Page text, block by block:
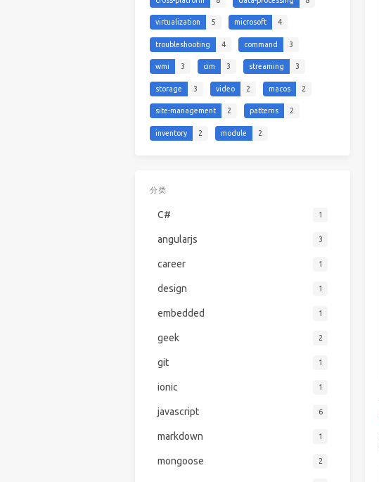
virtualization 5 microsoft 4
troubleshooting 4 command 3
wmi 3 cim 3 streaming 3
storage 3 video 2 macos 2
site-management 2 patterns 2
inventory 2 module 2
分类
C# 1
angularjs 3
career 1
design 1
embedded 1
geek 2
git 1
ionic 1
javascript 6
markdown 1
mongoose 2